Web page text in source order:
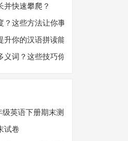
并快速攀爬？
这些方法让你事半功倍！
你的汉语拼读能力？
词？这些技巧你必须知道！
英语下册期末测试卷
试卷